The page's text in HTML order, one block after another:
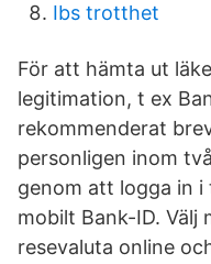
Ibs trotthet
För att hämta ut
legitimation, t ex
rekommenderat
personligen inom
genom att logga in
mobilt Bank-ID. Välj
resevaluta online